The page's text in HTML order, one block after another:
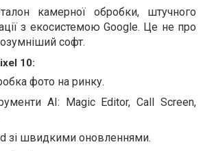
камерної обробки, штучного
з екосистемою Google. Це не про
софт.
10:
фото на ринку.
AI: Magic Editor, Call Screen,
зі швидкими оновленнями.